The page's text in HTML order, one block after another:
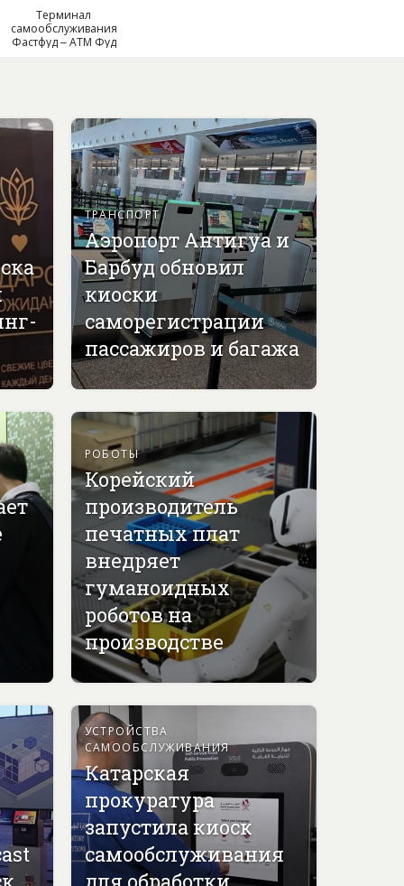
Терминал
самообслуживания
Фастфуд – АТМ Фуд
ТРАНСПОРТ
Аэропорт Антигуа и
Барбуд обновил
киоски
саморегистрации
пассажиров и багажа
РОБОТЫ
Корейский
производитель
печатных плат
внедряет
гуманоидных
роботов на
производстве
УСТРОЙСТВА
САМООБСЛУЖИВАНИЯ
Катарская
прокуратура
запустила киоск
самообслуживания